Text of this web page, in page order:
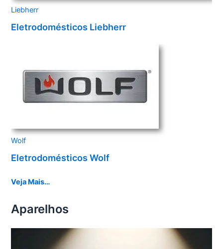
Liebherr
Eletrodomésticos Liebherr
Wolf
Eletrodomésticos Wolf
Veja Mais…
Aparelhos